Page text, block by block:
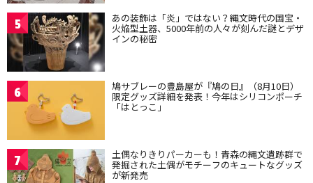
5 あの装飾は「炎」ではない？縄文時代の国宝・
火焔型土器、5000年前の人々が刻んだ謎とデザ
インの秘密
6 鳩サブレーの豊島屋が『鳩の日』（8月10日）
限定グッズ詳細を発表！今年はシリコンポーチ
「はとっこ」
7 土偶なりきりパーカーも！青森の縄文遺跡群で
発掘された土偶がモチーフのキュートなグッズ
が新発売